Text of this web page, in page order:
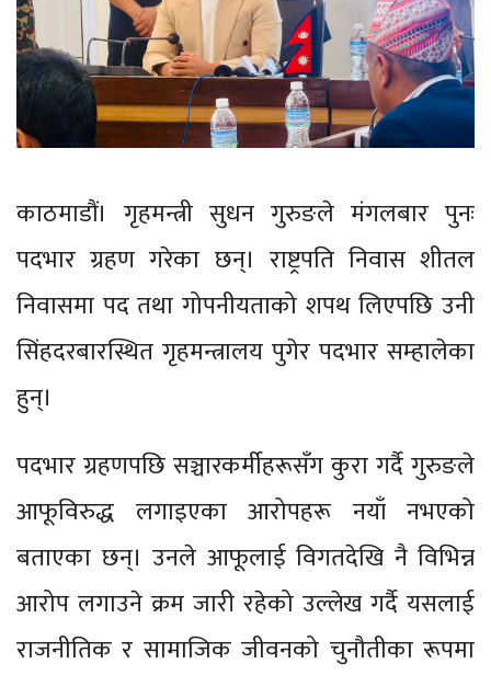
काठमाडौं। गृहमन्त्री सुधन गुरुङले मंगलबार पुनः
पदभार ग्रहण गरेका छन्। राष्ट्रपति निवास शीतल
निवासमा पद तथा गोपनीयताको शपथ लिएपछि उनी
सिंहदरबारस्थित गृहमन्त्रालय पुगेर पदभार सम्हालेका
हुन्।
पदभार ग्रहणपछि सञ्चारकर्मीहरूसँग कुरा गर्दै गुरुङले
आफूविरुद्ध लगाइएका आरोपहरू नयाँ नभएको
बताएका छन्। उनले आफूलाई विगतदेखि नै विभिन्न
आरोप लगाउने क्रम जारी रहेको उल्लेख गर्दै यसलाई
राजनीतिक र सामाजिक जीवनको चुनौतीका रूपमा